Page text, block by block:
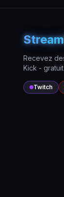
Recevez
Kick -
Twitch